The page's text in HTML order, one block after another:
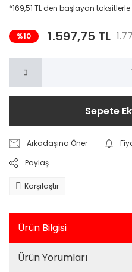
*169,51 TL den başlayan
%10 1.597,75 TL
Sepete
Arkadaşına Öner
Paylaş
Karşılaştır
Ürün Bilgisi
Ürün Yorumları